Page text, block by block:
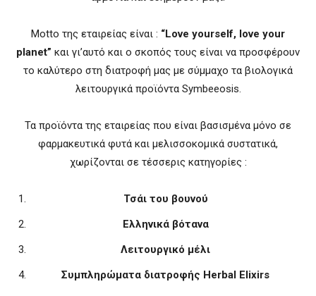
Motto της εταιρείας είναι : “Love yourself, love your
planet” και γι’αυτό και ο σκοπός τους είναι να προσφέρουν
το καλύτερο στη διατροφή μας με σύμμαχο τα βιολογικά
λειτουργικά προϊόντα Symbeeosis.
Τα προϊόντα της εταιρείας που είναι βασισμένα μόνο σε
φαρμακευτικά φυτά και μελισσοκομικά συστατικά,
χωρίζονται σε τέσσερις κατηγορίες :
Τσάι του βουνού
Ελληνικά βότανα
Λειτουργικό μέλι
Συμπληρώματα διατροφής Herbal Elixirs